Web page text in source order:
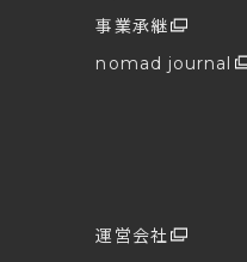
事業承継
nomad journal
運営会社